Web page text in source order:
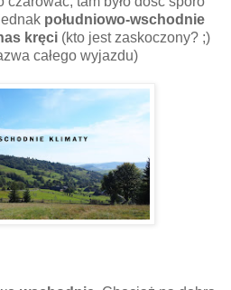
południowo-wschodnie
kręci (kto jest zaskoczony? ;)
całego wyjazdu)